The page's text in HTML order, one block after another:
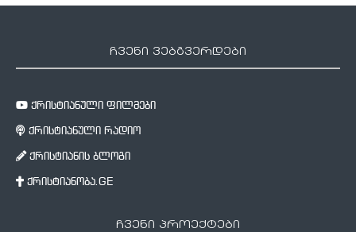
ჩვენი ვებგვერდები
ქრისტიანული ფილმები
ქრისტიანული რადიო
ქრისტიანის ბლოგი
ქრისტიანობა.GE
ჩვენი პროექტები